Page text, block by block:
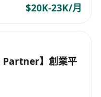
$20K-23K/月
Partner】創業平